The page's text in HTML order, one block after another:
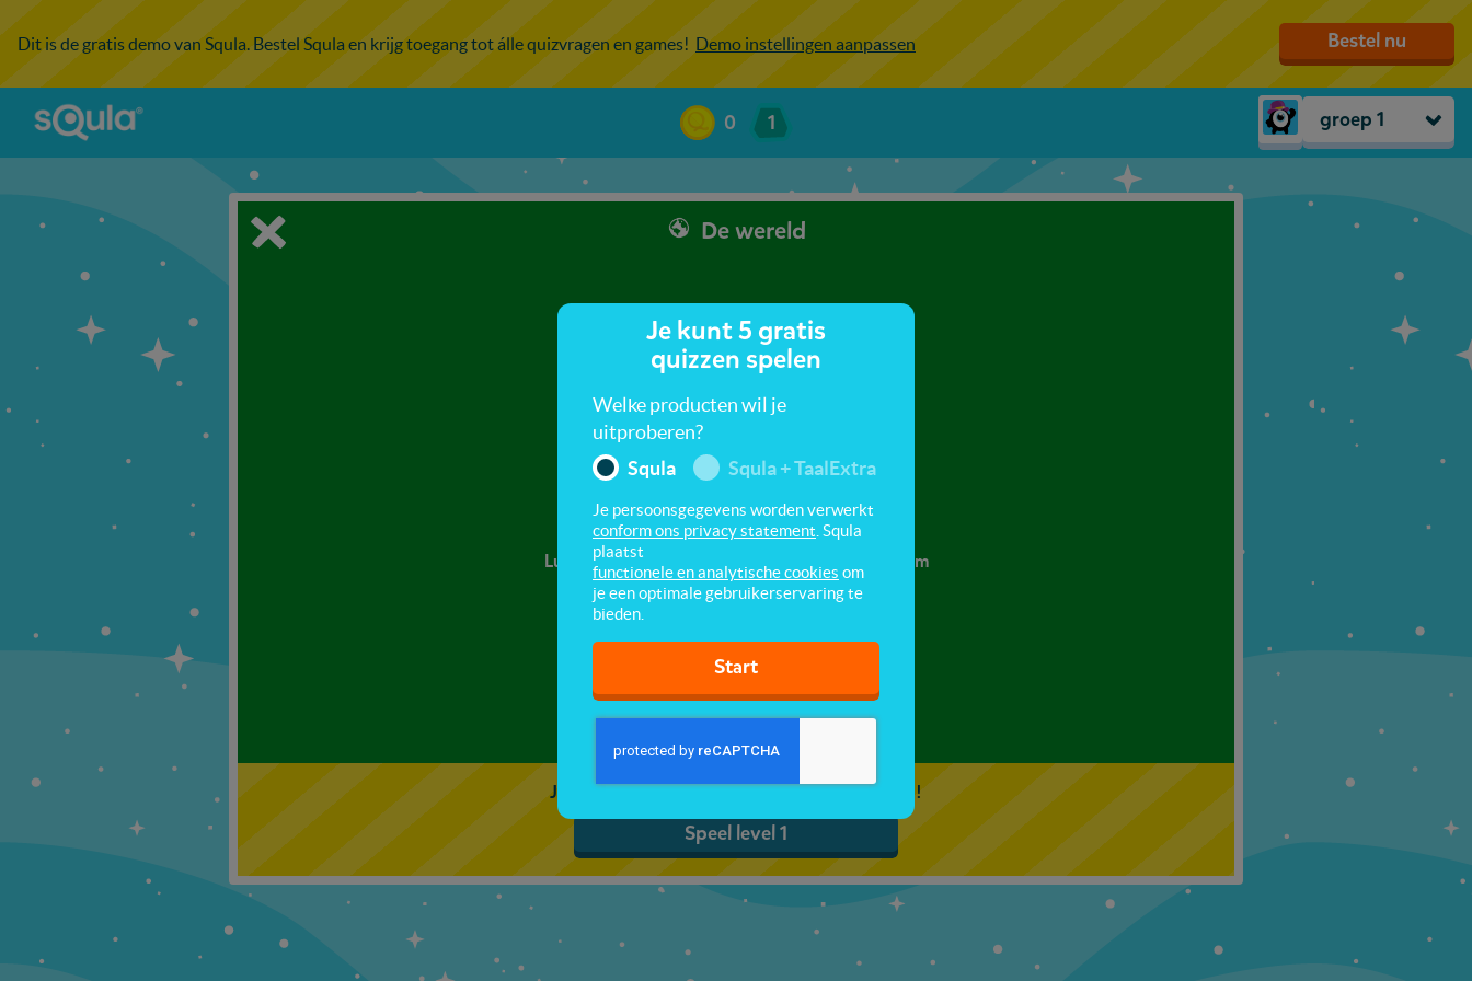
Dit is de gratis demo van Squla. Bestel Squla en krijg toegang tot álle quizvragen en games! Demo instellingen aanpassen Bestel nu
0 1 groep 1
groep 1
groep 4
groep 5
De wereld
Luister naar het verhaal Anansi de spin - zooo slim
en oefen met begrijpend luisteren.
Je kunt 5 gratis quizzen spelen. Speel de eerste!
Speel level 1
Je kunt 5 gratis
quizzen spelen
Welke producten wil je
uitproberen?
Squla
Squla + TaalExtra
Je persoonsgegevens worden verwerkt
conform ons privacy statement . Squla
plaatst
functionele en analytische cookies om
je een optimale gebruikerservaring te
bieden.
Start